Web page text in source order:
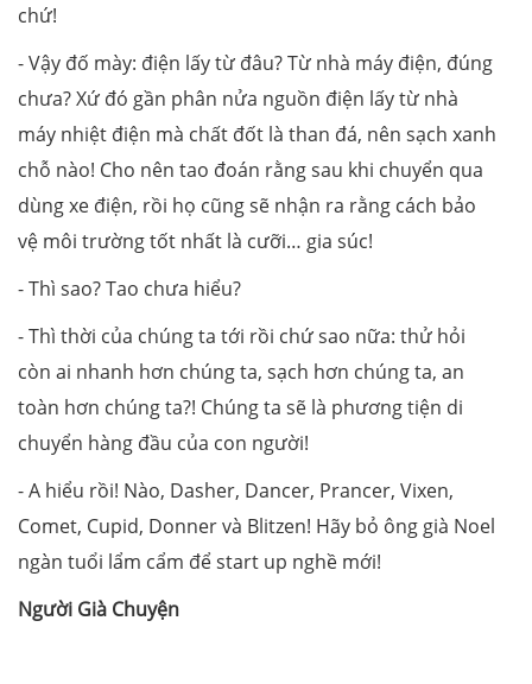
chứ!
- Vậy đố mày: điện lấy từ đâu? Từ nhà máy điện, đúng
chưa? Xứ đó gần phân nửa nguồn điện lấy từ nhà
máy nhiệt điện mà chất đốt là than đá, nên sạch xanh
chỗ nào! Cho nên tao đoán rằng sau khi chuyển qua
dùng xe điện, rồi họ cũng sẽ nhận ra rằng cách bảo
vệ môi trường tốt nhất là cưỡi… gia súc!
- Thì sao? Tao chưa hiểu?
- Thì thời của chúng ta tới rồi chứ sao nữa: thử hỏi
còn ai nhanh hơn chúng ta, sạch hơn chúng ta, an
toàn hơn chúng ta?! Chúng ta sẽ là phương tiện di
chuyển hàng đầu của con người!
- A hiểu rồi! Nào, Dasher, Dancer, Prancer, Vixen,
Comet, Cupid, Donner và Blitzen! Hãy bỏ ông già Noel
ngàn tuổi lẩm cẩm để start up nghề mới!
Người Già Chuyện